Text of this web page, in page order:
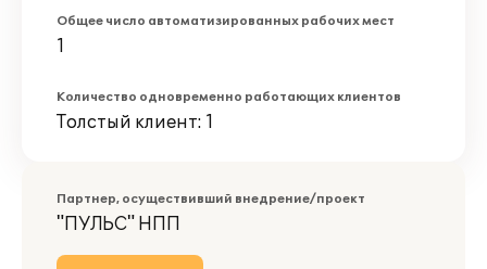
Общее число автоматизированных рабочих мест
1
Количество одновременно работающих клиентов
Толстый клиент: 1
Партнер, осуществивший внедрение/проект
"ПУЛЬС" НПП